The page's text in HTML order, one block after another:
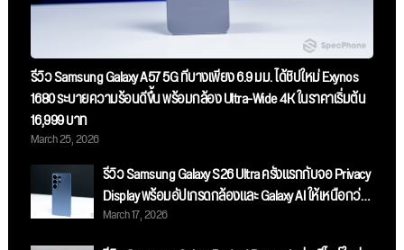
รีวิว Samsung Galaxy A57 5G ที่บางเพียง 6.9 มม. ได้ชิปใหม่ Exynos
1680 ระบายความร้อนดีขึ้น พร้อมกล้อง Ultra-Wide 4K ในราคาเริ่มต้น
16,999 บาท
March 25, 2026
รีวิว Samsung Galaxy S26 Ultra ครั้งแรกกับจอ Privacy
Display พร้อมอัปเกรดกล้องและ Galaxy AI ให้เหนือกว่า
เดิม
March 17, 2026